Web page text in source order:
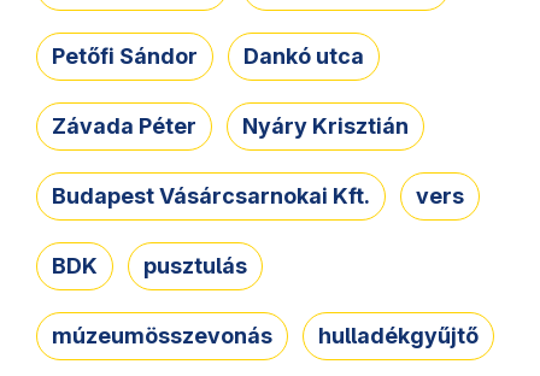
Petőfi Sándor Dankó utca
Závada Péter Nyáry Krisztián
Budapest Vásárcsarnokai Kft. vers
BDK pusztulás
múzeumösszevonás hulladékgyűjtő